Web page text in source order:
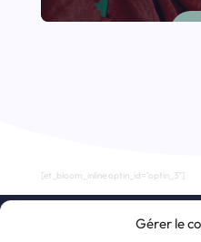
Gérer le
[et_bloom_inline optin_id="optin_3"]
S’inscrire